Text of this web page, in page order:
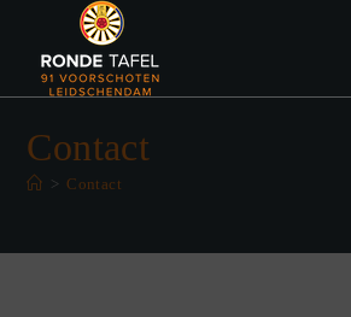
inhoud
Contact
> Contact